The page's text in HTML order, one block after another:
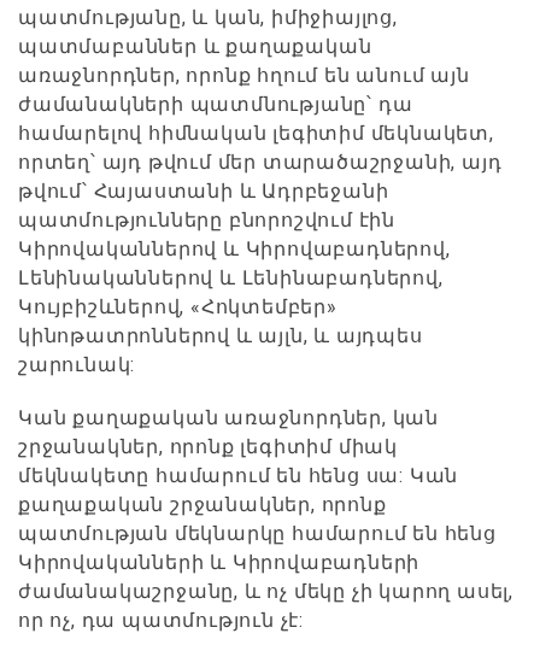
պատմությանը, և կան, իմիջիայլոց,
պատմաբաններ և քաղաքական
առաջնորդներ, որոնք հղում են անում այն
ժամանակների պատմնությանը՝ դա
համարելով հիմնական լեգիտիմ մեկնակետ,
որտեղ՝ այդ թվում մեր տարածաշրջանի, այդ
թվում՝ Հայաստանի և Ադրբեջանի
պատմությունները բնորոշվում էին
Կիրովականներով և Կիրովաբադներով,
Լենինականներով և Լենինաբադներով,
Կույբիշևներով, «Հոկտեմբեր»
կինոթատրոններով և այլն, և այդպես
շարունակ:
Կան քաղաքական առաջնորդներ, կան
շրջանակներ, որոնք լեգիտիմ միակ
մեկնակետը համարում են հենց սա: Կան
քաղաքական շրջանակներ, որոնք
պատմության մեկնարկը համարում են հենց
Կիրովականների և Կիրովաբադների
ժամանակաշրջանը, և ոչ մեկը չի կարող ասել,
որ ոչ, դա պատմություն չէ: